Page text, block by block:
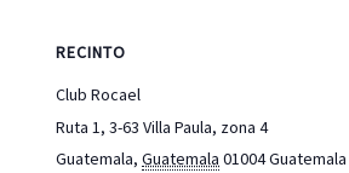
RECINTO
Club Rocael
Ruta 1, 3-63 Villa Paula, zona 4
Guatemala, Guatemala 01004Guatemala